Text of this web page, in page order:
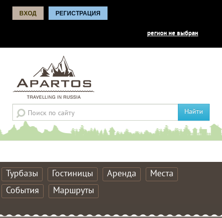
ВХОД РЕГИСТРАЦИЯ
регион не выбран
Найти
Турбазы Гостиницы Аренда
Места
События
Маршруты